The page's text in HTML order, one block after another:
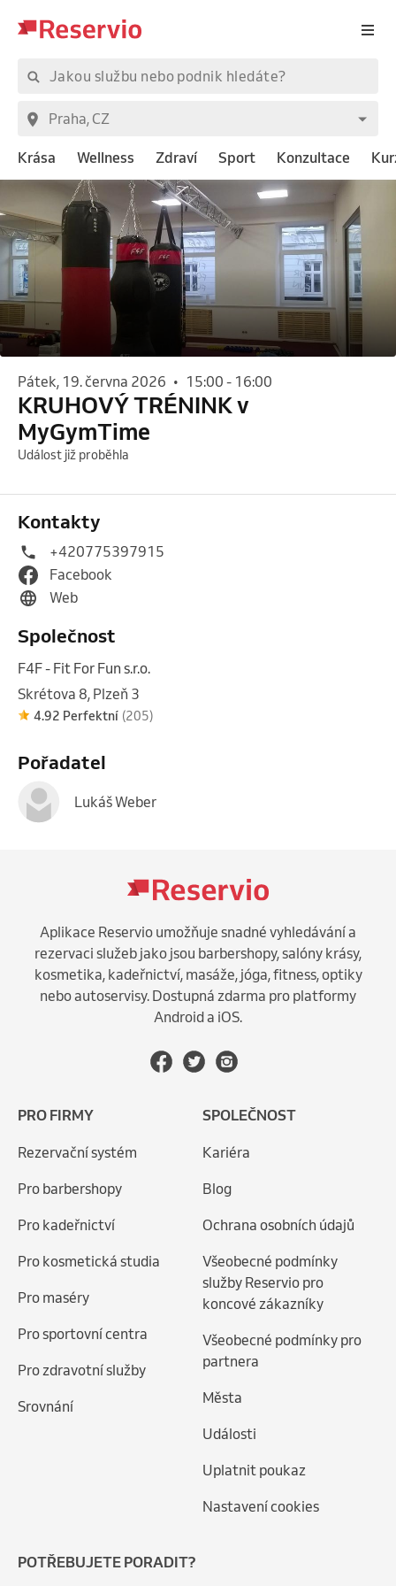
Krása Wellness Zdraví Sport Konzultace
pátek, 19. června 2026 • 15:00 - 16:00
KRUHOVÝ TRÉNINK v
MyGymTime
Událost již proběhla
Kontakty
+420775397915
Facebook
Web
Společnost
F4F - Fit For Fun s.r.o.
Skrétova 8, Plzeň 3
4.92 Perfektní (205)
Pořadatel
Lukáš Weber
Aplikace Reservio umožňuje snadné vyhledávání a
rezervaci služeb jako jsou barbershopy, salóny krásy,
kosmetika, kadeřnictví, masáže, jóga, fitness, optiky
nebo autoservisy. Dostupná zdarma pro platformy
Android a iOS.
PRO FIRMY
Rezervační systém
Pro barbershopy
Pro kadeřnictví
Pro kosmetická studia
Pro maséry
Pro sportovní centra
Pro zdravotní služby
Srovnání
SPOLEČNOST
Kariéra
Blog
Ochrana osobních údajů
Všeobecné podmínky
služby Reservio pro
koncové zákazníky
Všeobecné podmínky pro
partnera
Města
Události
Uplatnit poukaz
Nastavení cookies
POTŘEBUJETE PORADIT?